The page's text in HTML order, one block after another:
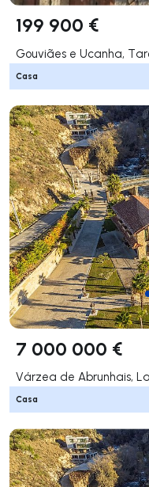
199 900 €
Gouviães e Ucanha,
Casa
7 000 000 €
Várzea de Abrunhais,
Casa